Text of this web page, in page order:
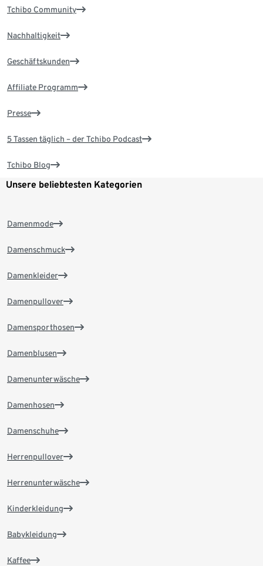
Tchibo Community
Nachhaltigkeit
Geschäftskunden
Affiliate Programm
Presse
5 Tassen täglich – der Tchibo Podcast
Tchibo Blog
Unsere beliebtesten Kategorien
Damenmode
Damenschmuck
Damenkleider
Damenpullover
Damensporthosen
Damenblusen
Damenunterwäsche
Damenhosen
Damenschuhe
Herrenpullover
Herrenunterwäsche
Kinderkleidung
Babykleidung
Kaffee